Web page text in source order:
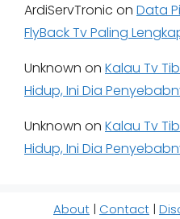
ArdiServTronic on Data
FlyBack Tv Paling
Unknown on Kalau Tv
Hidup, Ini Dia
Unknown on Kalau Tv
Hidup, Ini Dia
About | Contact |